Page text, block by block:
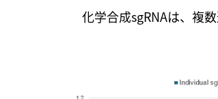
化学合成sgRNAは、複